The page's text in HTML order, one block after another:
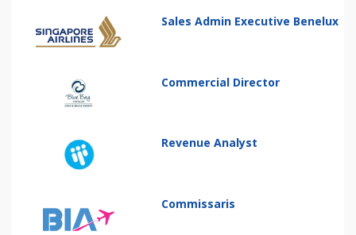
Sales Admin Executive Benelux
Commercial Director
Revenue Analyst
Commissaris